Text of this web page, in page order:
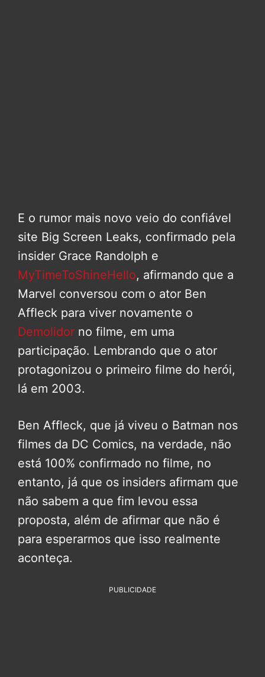
E o rumor mais novo veio do confiável
site Big Screen Leaks, confirmado pela
insider Grace Randolph e
MyTimeToShineHello, afirmando que a
Marvel conversou com o ator Ben
Affleck para viver novamente o
Demolidor no filme, em uma
participação. Lembrando que o ator
protagonizou o primeiro filme do herói,
lá em 2003.
Ben Affleck, que já viveu o Batman nos
filmes da DC Comics, na verdade, não
está 100% confirmado no filme, no
entanto, já que os insiders afirmam que
não sabem a que fim levou essa
proposta, além de afirmar que não é
para esperarmos que isso realmente
aconteça.
PUBLICIDADE